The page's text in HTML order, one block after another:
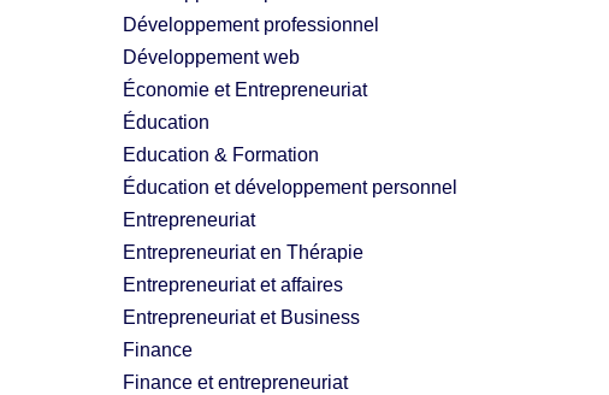
Développement professionnel
Développement web
Économie et Entrepreneuriat
Éducation
Education & Formation
Éducation et développement personnel
Entrepreneuriat
Entrepreneuriat en Thérapie
Entrepreneuriat et affaires
Entrepreneuriat et Business
Finance
Finance et entrepreneuriat